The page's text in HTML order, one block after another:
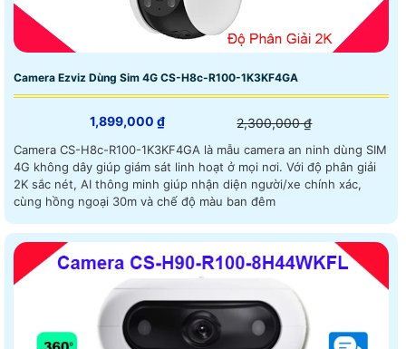
Camera Ezviz Dùng Sim 4G CS-H8c-R100-1K3KF4GA
1,899,000 ₫ 2,300,000 ₫
Camera CS-H8c-R100-1K3KF4GA là mẫu camera an ninh dùng SIM
4G không dây giúp giám sát linh hoạt ở mọi nơi. Với độ phân giải
2K sắc nét, AI thông minh giúp nhận diện người/xe chính xác,
cùng hồng ngoại 30m và chế độ màu ban đêm